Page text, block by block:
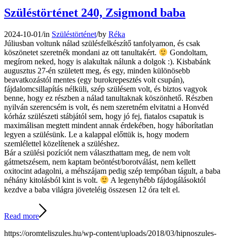
Szüléstörténet 240, Zsigmond baba
2024-10-01/in Szüléstörténet/by Réka
Júliusban voltunk nálad szülésfelkészítő tanfolyamon, és csak
köszönetet szeretnék mondani az ott tanultakért.
Gondoltam,
megírom neked, hogy is alakultak nálunk a dolgok :). Kisbabánk
augusztus 27-én született meg, és egy, minden különösebb
beavatkozástól mentes (egy burokrepesztés volt csupán),
fájdalomcsillapítás nélküli, szép szülésem volt, és biztos vagyok
benne, hogy ez részben a nálad tanultaknak köszönhető. Részben
nyilván szerencsém is volt, és nem szeretném elvitatni a Honvéd
kórház szülészeti stábjától sem, hogy jó fej, fiatalos csapatuk is
maximálisan megtett mindent annak érdekében, hogy háborítatlan
legyen a szülésünk. Le a kalappal előttük is, hogy modern
szemlélettel közelítenek a szüléshez.
Bár a szülési pozíciót nem választhattam meg, de nem volt
gátmetszésem, nem kaptam beöntést/borotválást, nem kellett
oxitocint adagolni, a méhszájam pedig szép tempóban tágult, a baba
néhány kitolásból kint is volt.
A legenyhébb fájdogálásoktól
kezdve a baba világra jöveteléig összesen 12 óra telt el.
Read more
https://oromteliszules.hu/wp-content/uploads/2018/03/hipnoszules-